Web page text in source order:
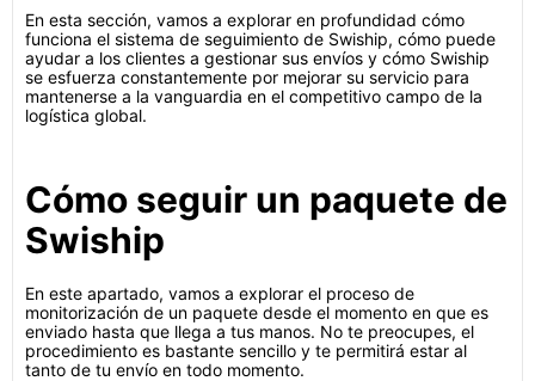
En esta sección, vamos a explorar en profundidad cómo
funciona el sistema de seguimiento de Swiship, cómo puede
ayudar a los clientes a gestionar sus envíos y cómo Swiship
se esfuerza constantemente por mejorar su servicio para
mantenerse a la vanguardia en el competitivo campo de la
logística global.
Cómo seguir un paquete de
Swiship
En este apartado, vamos a explorar el proceso de
monitorización de un paquete desde el momento en que es
enviado hasta que llega a tus manos. No te preocupes, el
procedimiento es bastante sencillo y te permitirá estar al
tanto de tu envío en todo momento.